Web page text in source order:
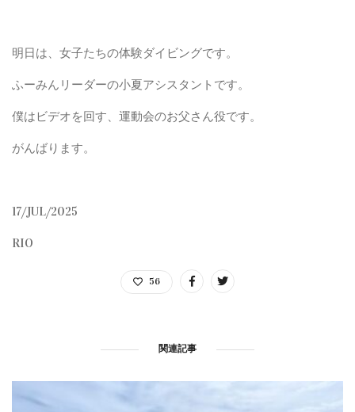
明日は、女子たちの体験ダイビングです。
ふーみんリーダーの小夏アシスタントです。
僕はビデオを回す、運動会のお父さん役です。
がんばります。
17/JUL/2025
RIO
56
関連記事